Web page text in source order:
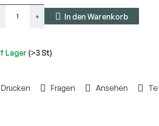
Lager (>3 St)
In den Warenkorb
Drucken Fragen Ansehen